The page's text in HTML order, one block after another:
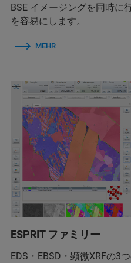
BSE イメージングを同時に
を容易にします。
MEHR
ESPRIT ファミリー
EDS・EBSD・顕微XRFの3